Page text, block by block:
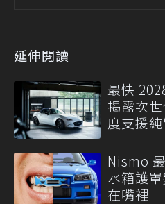
延伸閱讀
最快
揭露次
度支援純
Nismo
水箱護
在嘴裡